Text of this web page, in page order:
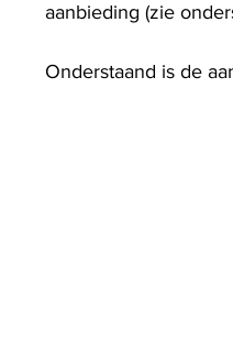
aanbieding (zie
Onderstaand is de